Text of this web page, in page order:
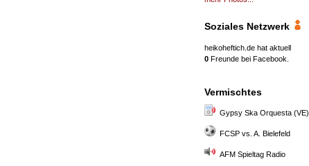
Soziales Netzwerk
heikoheftich.de hat aktuell
0 Freunde bei Facebook.
Vermischtes
Gypsy Ska Orquesta (VE)
FCSP vs. A. Bielefeld
AFM Spieltag Radio